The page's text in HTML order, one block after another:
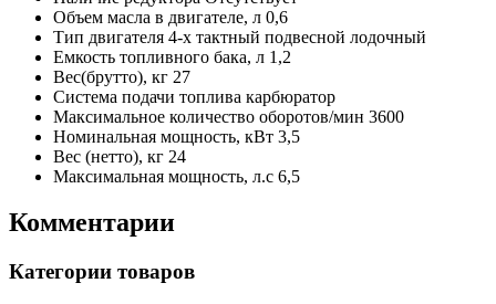
Объем масла в двигателе, л 0,6
Тип двигателя 4-х тактный подвесной лодочный
Емкость топливного бака, л 1,2
Вес(брутто), кг 27
Система подачи топлива карбюратор
Максимальное количество оборотов/мин 3600
Номинальная мощность, кВт 3,5
Вес (нетто), кг 24
Максимальная мощность, л.с 6,5
Комментарии
Категории товаров